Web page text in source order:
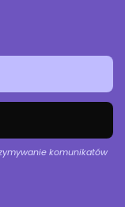
komunikatów